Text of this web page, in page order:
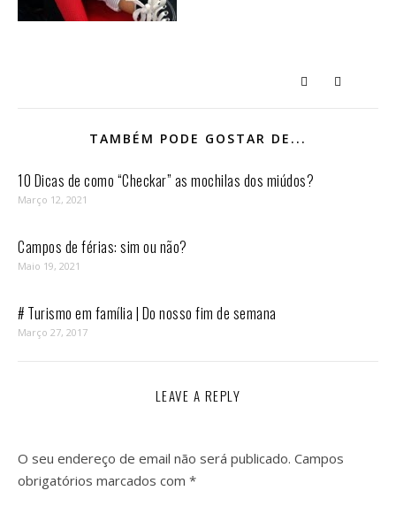
TAMBÉM PODE GOSTAR DE...
10 Dicas de como “Checkar” as mochilas dos miúdos?
Março 12, 2021
Campos de férias: sim ou não?
Maio 19, 2021
# Turismo em família | Do nosso fim de semana
Março 27, 2017
LEAVE A REPLY
O seu endereço de email não será publicado. Campos
obrigatórios marcados com *